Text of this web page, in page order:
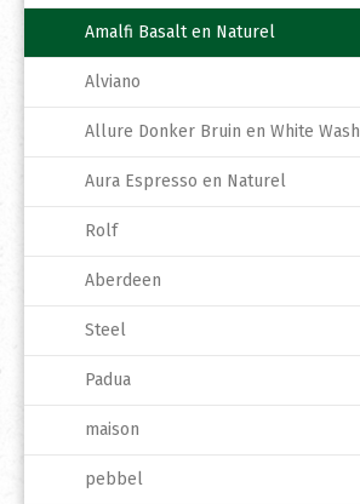
Amalfi Basalt en Naturel
Alviano
Allure Donker Bruin en White Wash
Aura Espresso en Naturel
Rolf
Aberdeen
Steel
Padua
maison
pebbel